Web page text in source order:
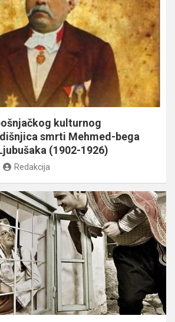
kulturnog
smrti Mehmed-bega
(1902-1926)
Redakcija